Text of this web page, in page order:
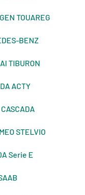
TOUAREG
BENZ
TIBURON
ACTY
STELVIO
Serie E